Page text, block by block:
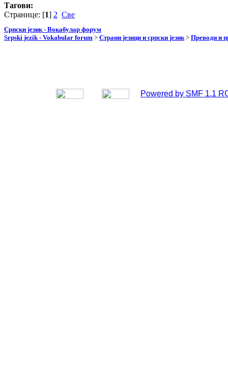
Тагови:
Странице: [1] 2 Све
Српски језик - Вокабулар форум
Srpski jezik - Vokabular forum > Страни језици и српски језик> Преводи и
Powered by SMF 1.1